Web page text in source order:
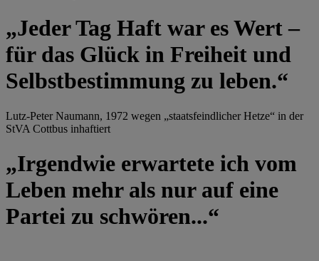
„Jeder Tag Haft war es Wert –
für das Glück in Freiheit und
Selbstbestimmung zu leben.“
Lutz-Peter Naumann, 1972 wegen „staatsfeindlicher Hetze“ in der
StVA Cottbus inhaftiert
„Irgendwie erwartete ich vom
Leben mehr als nur auf eine
Partei zu schwören...“